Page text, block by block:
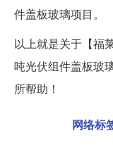
件盖板玻璃项目。
以上就是关于【福
吨光伏组件盖板玻
所帮助！
网络标